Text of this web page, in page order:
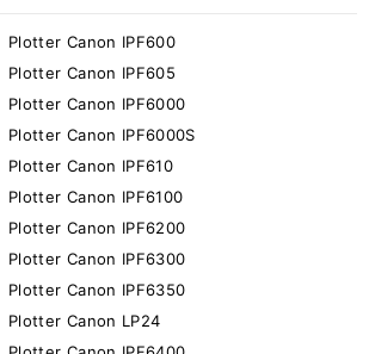
Plotter Canon IPF600
Plotter Canon IPF605
Plotter Canon IPF6000
Plotter Canon IPF6000S
Plotter Canon IPF610
Plotter Canon IPF6100
Plotter Canon IPF6200
Plotter Canon IPF6300
Plotter Canon IPF6350
Plotter Canon LP24